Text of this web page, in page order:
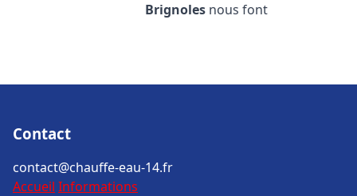
Brignoles nous font
Contact
contact@chauffe-eau-14.fr
Accueil Informations